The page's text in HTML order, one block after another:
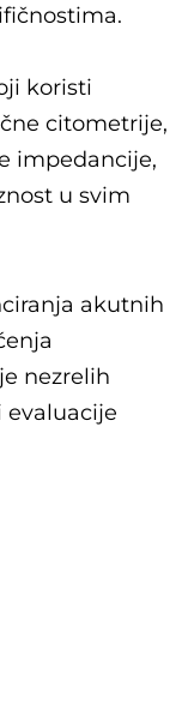
koristi
citometrije,
impedancije,
u svim
akutnih
nezrelih
evaluacije